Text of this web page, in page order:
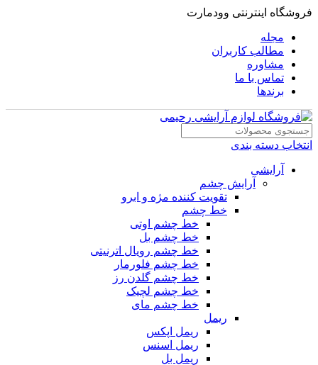
فروشگاه اینترنتی وودمارت
مجله
مطالب کاربران
مشاوره
تماس با ما
برندها
انتخاب دسته بندی
آرایشی
آرایش چشم
تقویت کننده مژه و ابرو
خط چشم
خط چشم اوتی
خط چشم بل
خط چشم رویال اترنیتی
خط چشم فلورمار
خط چشم گلدن رز
خط چشم لچیک
خط چشم مای
ریمل
ریمل اپکس
ریمل اسنس
ریمل بل